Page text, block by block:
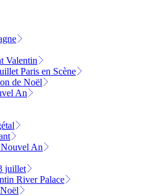
Valentin
Paris en Scène
de Noël
An
An
juillet
River Palace